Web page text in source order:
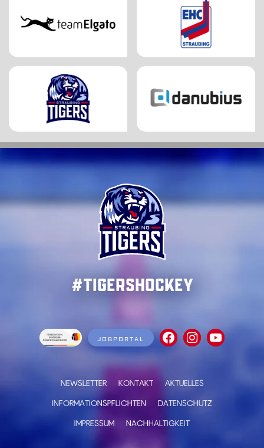
#TigersHockey
JOBPORTAL
NEWSLETTER KONTAKT
AKTUELLES
INFORMATIONSPFLICHTEN
DATENSCHUTZ
IMPRESSUM
NACHHALTIGKEIT